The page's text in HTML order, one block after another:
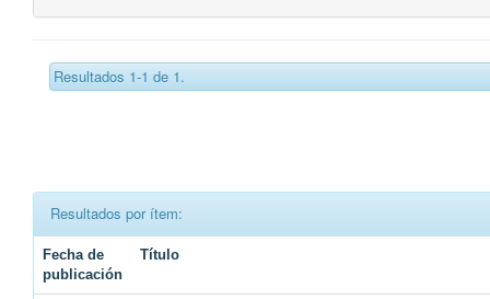
Resultados 1-1 de 1.
Resultados por ítem:
Fecha de
publicación
Título